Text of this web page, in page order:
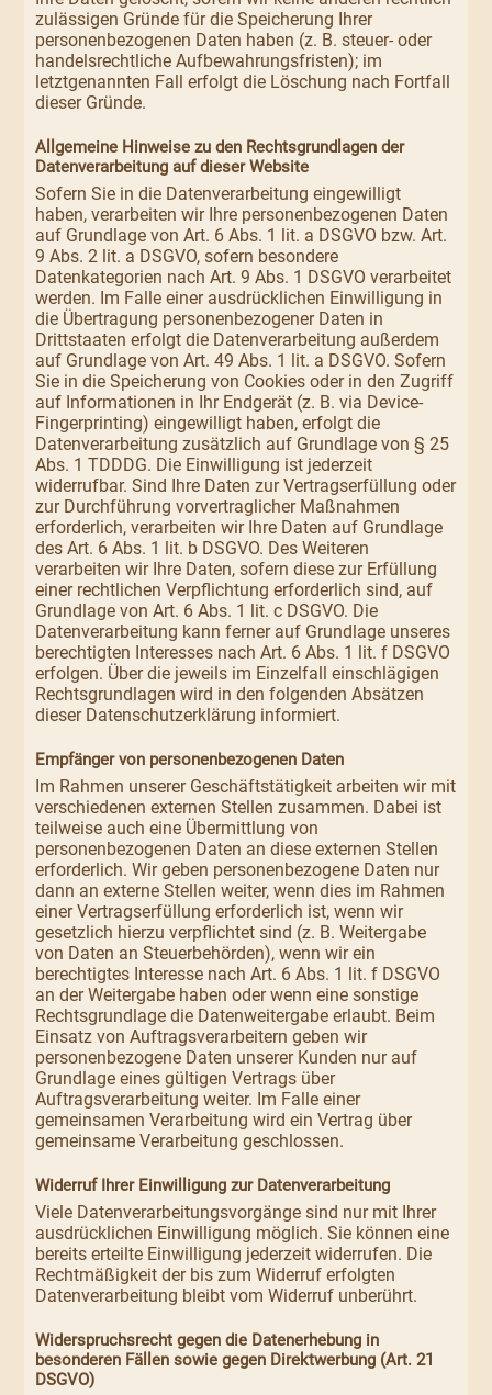
zulässigen Gründe für die Speicherung Ihrer
personenbezogenen Daten haben (z. B. steuer- oder
handelsrechtliche Aufbewahrungsfristen); im
letztgenannten Fall erfolgt die Löschung nach Fortfall
dieser Gründe.
Allgemeine Hinweise zu den Rechtsgrundlagen der
Datenverarbeitung auf dieser Website
Sofern Sie in die Datenverarbeitung eingewilligt
haben, verarbeiten wir Ihre personenbezogenen Daten
auf Grundlage von Art. 6 Abs. 1 lit. a DSGVO bzw. Art.
9 Abs. 2 lit. a DSGVO, sofern besondere
Datenkategorien nach Art. 9 Abs. 1 DSGVO verarbeitet
werden. Im Falle einer ausdrücklichen Einwilligung in
die Übertragung personenbezogener Daten in
Drittstaaten erfolgt die Datenverarbeitung außerdem
auf Grundlage von Art. 49 Abs. 1 lit. a DSGVO. Sofern
Sie in die Speicherung von Cookies oder in den Zugriff
auf Informationen in Ihr Endgerät (z. B. via Device-
Fingerprinting) eingewilligt haben, erfolgt die
Datenverarbeitung zusätzlich auf Grundlage von § 25
Abs. 1 TDDDG. Die Einwilligung ist jederzeit
widerrufbar. Sind Ihre Daten zur Vertragserfüllung oder
zur Durchführung vorvertraglicher Maßnahmen
erforderlich, verarbeiten wir Ihre Daten auf Grundlage
des Art. 6 Abs. 1 lit. b DSGVO. Des Weiteren
verarbeiten wir Ihre Daten, sofern diese zur Erfüllung
einer rechtlichen Verpflichtung erforderlich sind, auf
Grundlage von Art. 6 Abs. 1 lit. c DSGVO. Die
Datenverarbeitung kann ferner auf Grundlage unseres
berechtigten Interesses nach Art. 6 Abs. 1 lit. f DSGVO
erfolgen. Über die jeweils im Einzelfall einschlägigen
Rechtsgrundlagen wird in den folgenden Absätzen
dieser Datenschutzerklärung informiert.
Empfänger von personenbezogenen Daten
Im Rahmen unserer Geschäftstätigkeit arbeiten wir mit
verschiedenen externen Stellen zusammen. Dabei ist
teilweise auch eine Übermittlung von
personenbezogenen Daten an diese externen Stellen
erforderlich. Wir geben personenbezogene Daten nur
dann an externe Stellen weiter, wenn dies im Rahmen
einer Vertragserfüllung erforderlich ist, wenn wir
gesetzlich hierzu verpflichtet sind (z. B. Weitergabe
von Daten an Steuerbehörden), wenn wir ein
berechtigtes Interesse nach Art. 6 Abs. 1 lit. f DSGVO
an der Weitergabe haben oder wenn eine sonstige
Rechtsgrundlage die Datenweitergabe erlaubt. Beim
Einsatz von Auftragsverarbeitern geben wir
personenbezogene Daten unserer Kunden nur auf
Grundlage eines gültigen Vertrags über
Auftragsverarbeitung weiter. Im Falle einer
gemeinsamen Verarbeitung wird ein Vertrag über
gemeinsame Verarbeitung geschlossen.
Widerruf Ihrer Einwilligung zur Datenverarbeitung
Viele Datenverarbeitungsvorgänge sind nur mit Ihrer
ausdrücklichen Einwilligung möglich. Sie können eine
bereits erteilte Einwilligung jederzeit widerrufen. Die
Rechtmäßigkeit der bis zum Widerruf erfolgten
Datenverarbeitung bleibt vom Widerruf unberührt.
Widerspruchsrecht gegen die Datenerhebung in
besonderen Fällen sowie gegen Direktwerbung (Art. 21
DSGVO)